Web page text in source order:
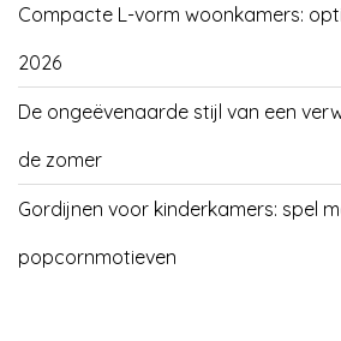
Compacte L-vorm woonkamers:
2026
De ongeëvenaarde stijl van een
de zomer
Gordijnen voor kinderkamers: spel
popcornmotieven